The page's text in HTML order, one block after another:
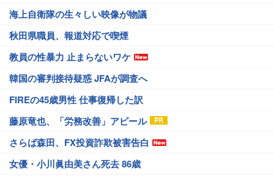
海上自衛隊の生々しい映像が物議
秋田県職員、報道対応で喫煙
教員の性暴力 止まらないワケ
韓国の審判接待疑惑 JFAが調査へ
FIREの45歳男性 仕事復帰した訳
藤原竜也、「労務改善」アピール
さらば森田、FX投資詐欺被害告白
女優・小川眞由美さん死去 86歳